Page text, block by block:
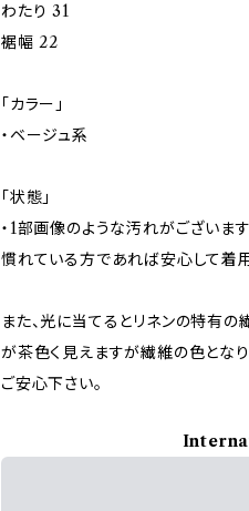
わたり 31
裾幅 22
「カラー」
・ベージュ系
「状態」
・1部画像のような汚れがございま
慣れている方であれば安心して着
また、光に当てるとリネンの特有の
が茶色く見えますが繊維の色とな
ご安心下さい。